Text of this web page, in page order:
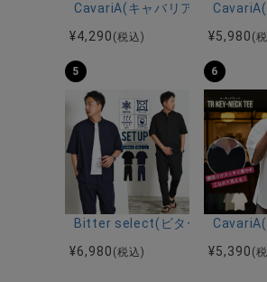
CavariA(キャバリア)12Gミラ
¥4,290 (税込)
¥5,980 (
5
Bitter select(ビターセレクト)
¥6,980 (税込)
6
¥5,390 (